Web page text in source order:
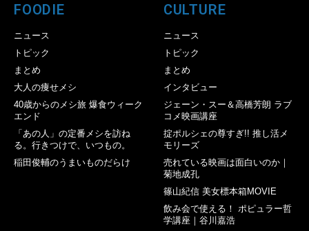
FOODIE
ニュース
トピック
まとめ
大人の痩せメシ
40歳からのメシ旅 爆食ウィーク
エンド
「あの人」の定番メシを訪ね
る。行きつけで、いつもの。
稲田俊輔のうまいものだらけ
CULTURE
ニュース
トピック
まとめ
インタビュー
ジェーン・スー＆高橋芳朗 ラブ
コメ映画講座
掟ポルシェの尊すぎ!! 推し活メ
モリーズ
売れている映画は面白いのか｜
菊地成孔
篠山紀信 美女標本箱MOVIE
飲み会で使える！ ポピュラー哲
学講座｜谷川嘉浩